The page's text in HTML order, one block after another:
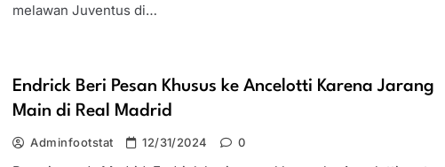
melawan Juventus di…
Endrick Beri Pesan Khusus ke Ancelotti Karena Jarang
Main di Real Madrid
Adminfootstat 12/31/2024 0